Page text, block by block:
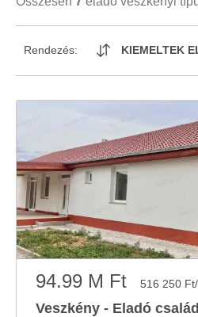
Rendezés: KIEMELTEK
94.99 M Ft 516 250
Veszkény - Eladó